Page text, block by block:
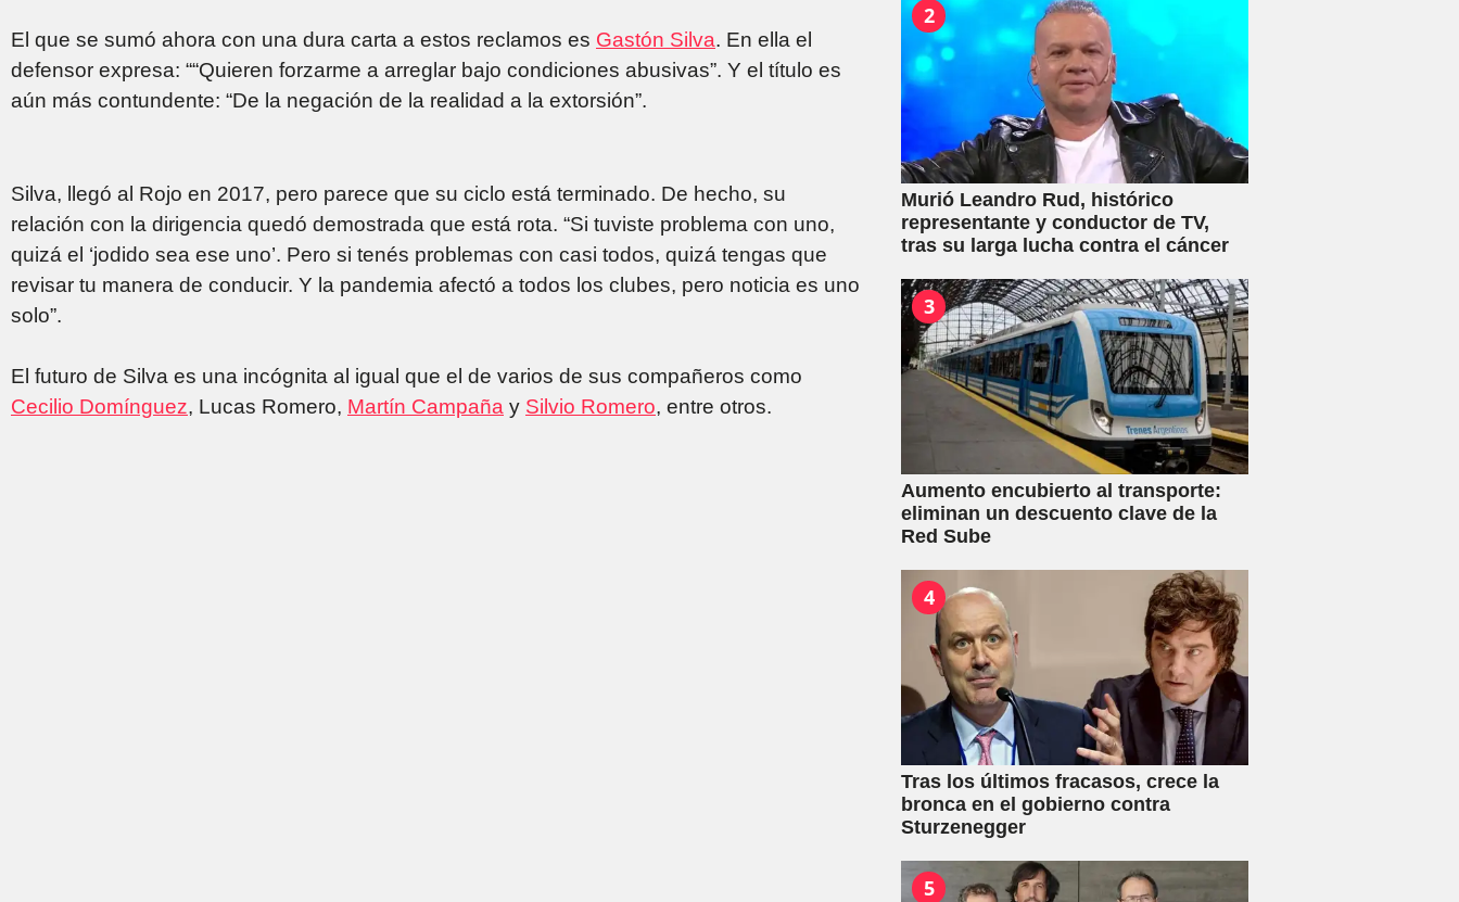
El que se sumó ahora con una dura carta a estos reclamos es Gastón Silva. En ella el
defensor expresa: ““Quieren forzarme a arreglar bajo condiciones abusivas”. Y el título es
aún más contundente: “De la negación de la realidad a la extorsión”.
Silva, llegó al Rojo en 2017, pero parece que su ciclo está terminado. De hecho, su
relación con la dirigencia quedó demostrada que está rota. “Si tuviste problema con uno,
quizá el ‘jodido sea ese uno’. Pero si tenés problemas con casi todos, quizá tengas que
revisar tu manera de conducir. Y la pandemia afectó a todos los clubes, pero noticia es uno
solo”.
El futuro de Silva es una incógnita al igual que el de varios de sus compañeros como
Cecilio Domínguez, Lucas Romero, Martín Campaña y Silvio Romero, entre otros.
2
Murió Leandro Rud, histórico
representante y conductor de TV,
tras su larga lucha contra el cáncer
3
Aumento encubierto al transporte:
eliminan un descuento clave de la
Red Sube
4
Tras los últimos fracasos, crece la
bronca en el gobierno contra
Sturzenegger
5